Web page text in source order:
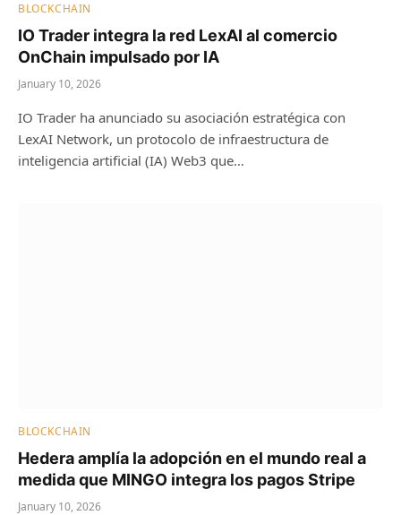
BLOCKCHAIN
IO Trader integra la red LexAI al comercio
OnChain impulsado por IA
January 10, 2026
IO Trader ha anunciado su asociación estratégica con
LexAI Network, un protocolo de infraestructura de
inteligencia artificial (IA) Web3 que…
BLOCKCHAIN
Hedera amplía la adopción en el mundo real a
medida que MINGO integra los pagos Stripe
January 10, 2026